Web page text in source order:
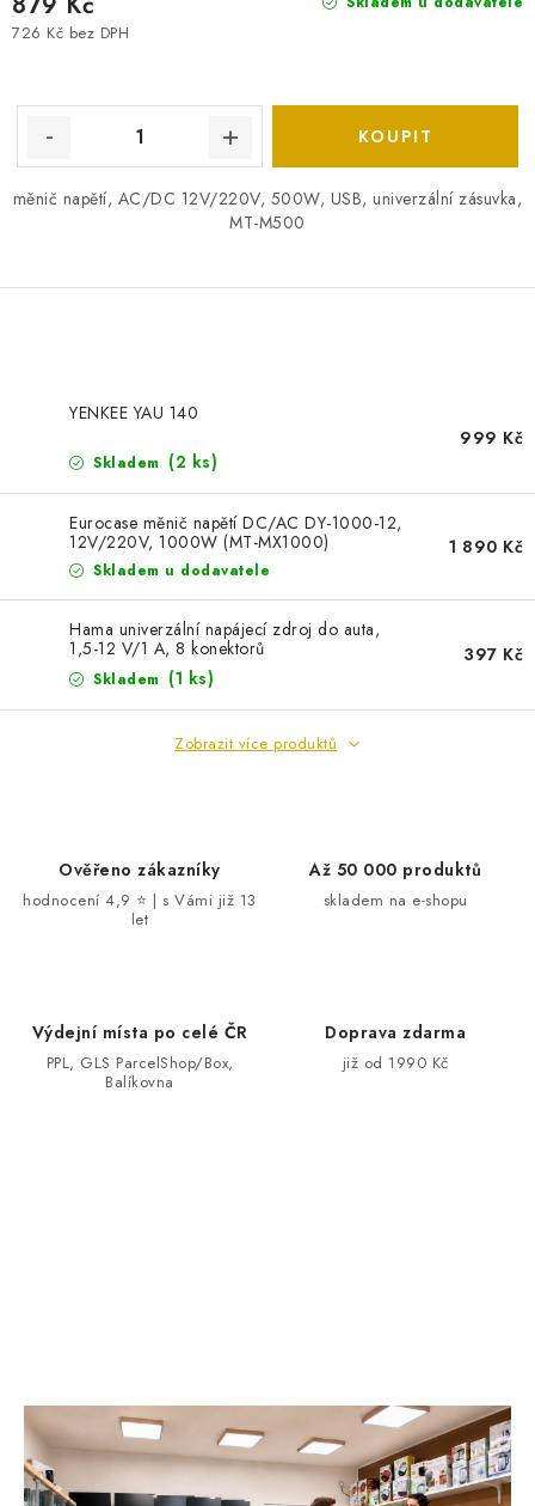
YENKEE YAU 140
Skladem (2 ks)
999 Kč
Eurocase měnič napětí DC/AC DY-1000-12,
12V/220V, 1000W (MT-MX1000)
Skladem u dodavatele
1 890 Kč
Hama univerzální napájecí zdroj do auta,
1,5-12 V/1 A, 8 konektorů
Skladem (1 ks)
397 Kč
Zobrazit více produktů
726 Kč bez DPH
měnič napětí, AC/DC 12V/220V, 500W, USB, univerzální zásuvka,
MT-M500
d
p
k
Ověřeno zákazníky
hodnocení 4,9 ⭐ | s Vámi již 13
let
Až 50 000 produktů
skladem na e-shopu
Výdejní místa po celé ČR
PPL, GLS ParcelShop/Box,
Balíkovna
Doprava zdarma
již od 1990 Kč